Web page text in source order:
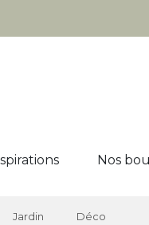
Nos
Jardin Déco